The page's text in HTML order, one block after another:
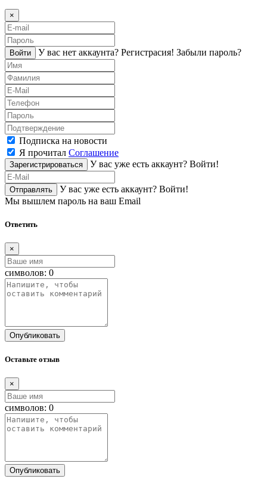
×
Войти У вас нет аккаунта? Регистраcия! Забыли пароль?
Подписка на новости
Я прочитал Соглашение
Зарегистрироваться У вас уже есть аккаунт? Войти!
Отправлять У вас уже есть аккаунт? Войти!
Мы вышлем пароль на ваш Email
Ответить
×
символов: 0
Опубликовать
Оставьте отзыв
×
символов: 0
Опубликовать